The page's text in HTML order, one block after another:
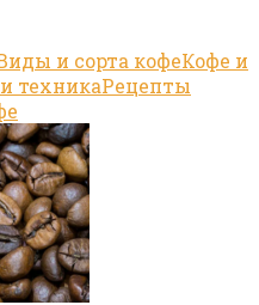
и сорта кофеКофе и
техникаРецепты